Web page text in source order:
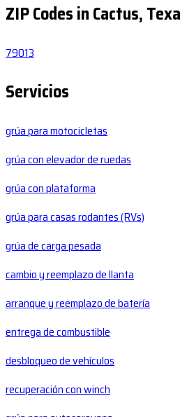
ZIP Codes in Cactus,
79013
Servicios
grúa para motocicletas
grúa con elevador de ruedas
grúa con plataforma
grúa para casas rodantes (RVs)
grúa de carga pesada
cambio y reemplazo de llanta
arranque y reemplazo de batería
entrega de combustible
desbloqueo de vehículos
recuperación con winch